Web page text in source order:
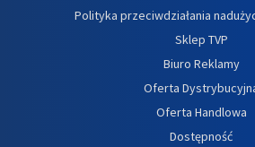
Polityka przeciwdziałania
Sklep TVP
Biuro Reklamy
Oferta
Oferta Handlowa
Dostępność